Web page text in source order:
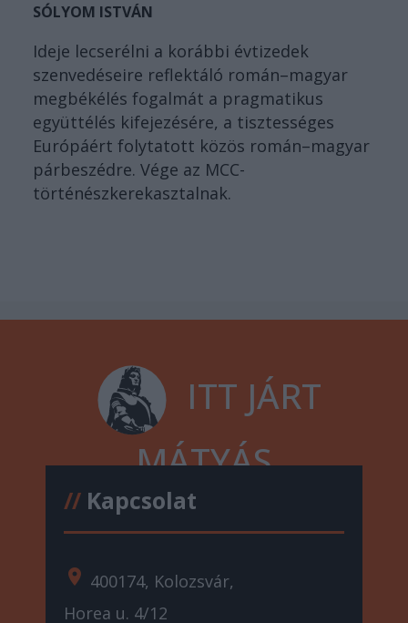
SÓLYOM ISTVÁN
Ideje lecserélni a korábbi évtizedek
szenvedéseire reflektáló román–magyar
megbékélés fogalmát a pragmatikus
együttélés kifejezésére, a tisztességes
Európáért folytatott közös román–magyar
párbeszédre. Vége az MCC-
történészkerekasztalnak.
ITT JÁRT
MÁTYÁS
//Kapcsolat
location_on 400174, Kolozsvár,
Horea u. 4/12